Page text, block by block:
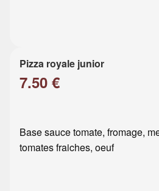
Pizza royale junior
7.50 €
Base sauce tomate, fromage,
tomates fraiches, oeuf